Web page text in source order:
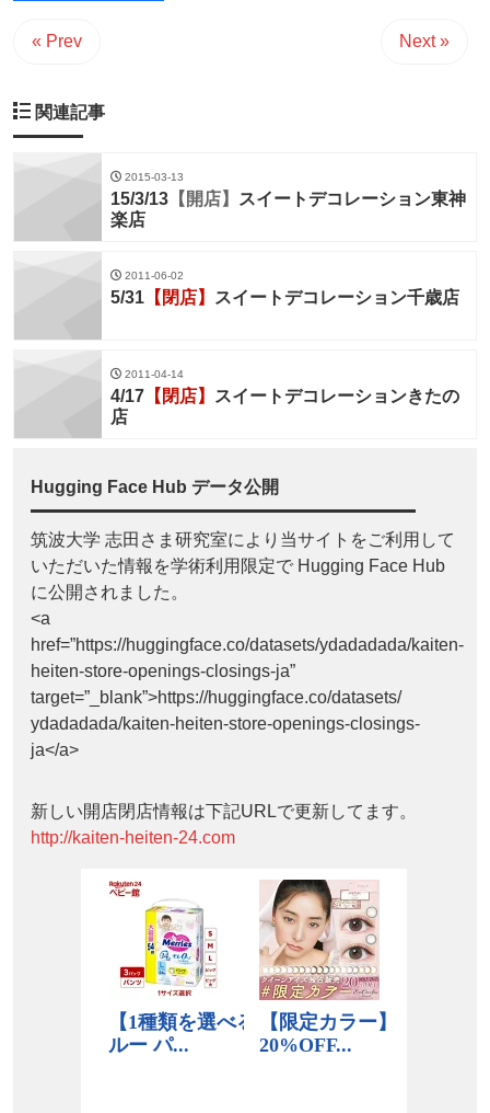
« Prev Next »
関連記事
2015-03-13
15/3/13 【開店】 スイートデコレーション東神
楽店
2011-06-02
5/31 【閉店】 スイートデコレーション千歳店
2011-04-14
4/17 【閉店】 スイートデコレーションきたの
店
Hugging Face Hub データ公開
筑波大学 志田さま研究室により当サイトをご利用して
いただいた情報を学術利用限定で Hugging Face Hub
に公開されました。
<a
href=”https://huggingface.co/datasets/ydadadada/kaiten-
heiten-store-openings-closings-ja”
target=”_blank”>https://huggingface.co/datasets/
ydadadada/kaiten-heiten-store-openings-closings-
ja</a>
新しい開店閉店情報は下記URLで更新してます。
http://kaiten-heiten-24.com